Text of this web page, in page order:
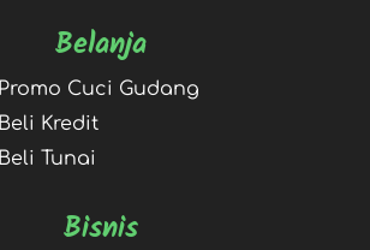
Belanja
Promo Cuci Gudang
Beli Kredit
Beli Tunai
Bisnis